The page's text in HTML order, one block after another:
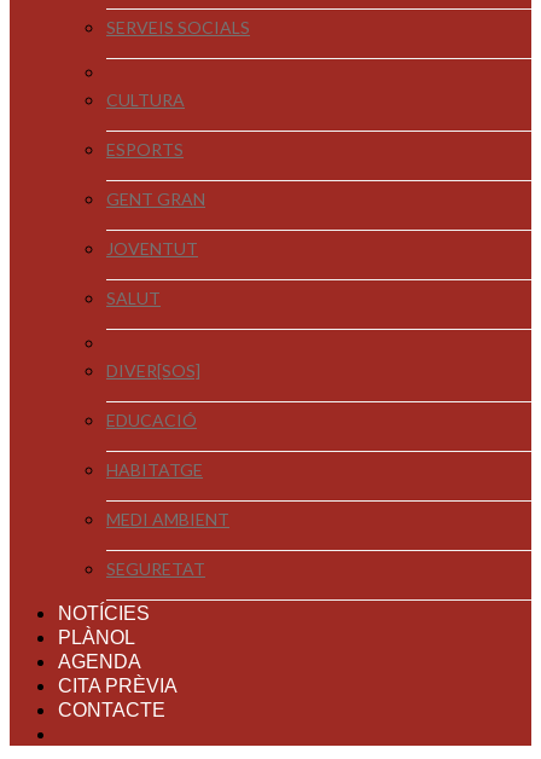
SERVEIS SOCIALS
CULTURA
ESPORTS
GENT GRAN
JOVENTUT
SALUT
DIVER[SOS]
EDUCACIÓ
HABITATGE
MEDI AMBIENT
SEGURETAT
NOTÍCIES
PLÀNOL
AGENDA
CITA PRÈVIA
CONTACTE